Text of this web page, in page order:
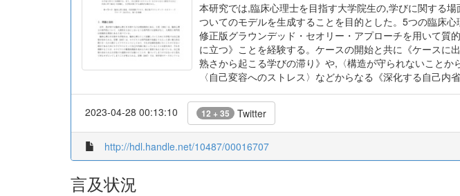
本研究では,臨床心理士を目指す大学院生の,学びに関する
ついてのモデルを生成することを目的とした。5つの臨床
修正版グラウンデッド・セオリー・アプローチを用いて質
に立つ》ことを経験する。ケースの開始と共に《ケースに
熟さから起こる学びの滞り》や,〈構造が守られないこと
〈自己変容へのストレス〉などからなる《深化する自己内
2023-04-28 00:13:10 12 + 35 Twitter
http://hdl.handle.net/10487/00016707
言及状況